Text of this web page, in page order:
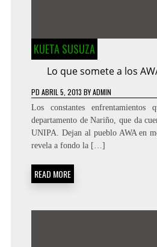
KUETA SUSUZA
Lo que somete a los
PD ABRIL 5, 2013 BYADMIN
Los constantes enfrentamientos
departamento de Nariño, que da
UNIPA. Dejan al pueblo AWA en
revela a fondo la […]
READ MORE